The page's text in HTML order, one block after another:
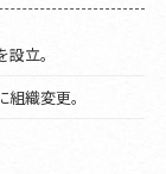
立。
織変更。